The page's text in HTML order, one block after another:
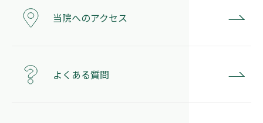
当院へのアクセス
よくある質問